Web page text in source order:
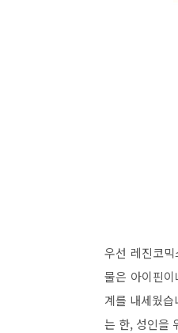
우선 레진코
물은 아이핀
계를 내세웠
는 한, 성인을